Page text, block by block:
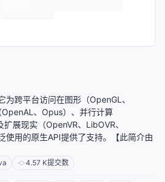
跨平台访问在图形（OpenGL、
、Opus）、并行计算
扩展现实（OpenVR、LibOVR、
使用的原生API提供了支持。【此简介由
4.57 K提交数